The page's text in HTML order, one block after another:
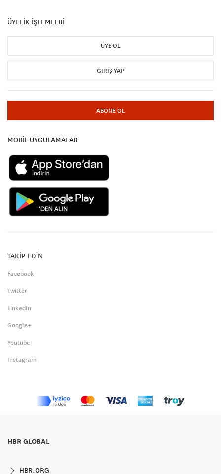
ÜYELİK İŞLEMLERİ
ÜYE OL
GIRIŞ YAP
ABONE OL
MOBİL UYGULAMALAR
TAKİP EDİN
Facebook
Twitter
LinkedIn
Google+
Youtube
Instagram
HBR GLOBAL
HBR.ORG